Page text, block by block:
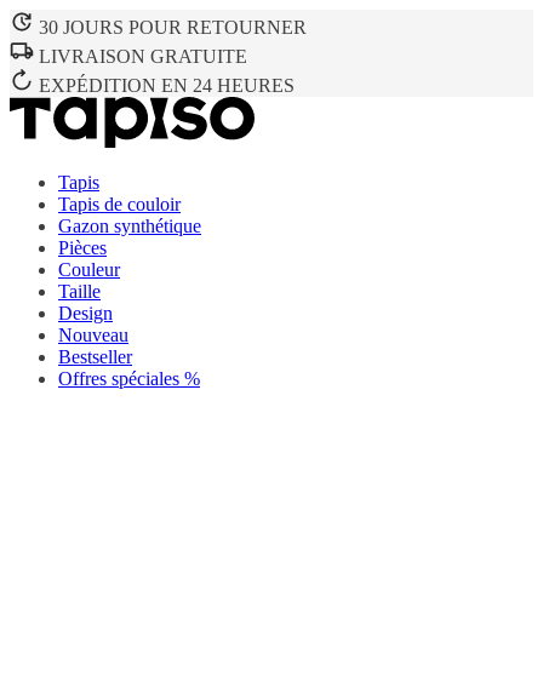
30 JOURS POUR RETOURNER
LIVRAISON GRATUITE
EXPÉDITION EN 24 HEURES
Tapis
Tapis de couloir
Gazon synthétique
Pièces
Couleur
Taille
Design
Nouveau
Bestseller
Offres spéciales %